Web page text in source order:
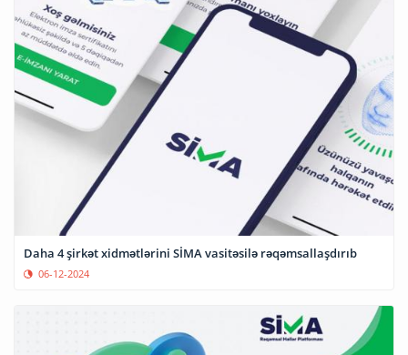
Daha 4 şirkət xidmətlərini SİMA vasitəsilə rəqəmsallaşdırıb
06-12-2024